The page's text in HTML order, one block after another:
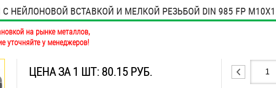
ВСТАВКОЙ И МЕЛКОЙ РЕЗЬБОЙ DIN 985 FP М10Х1
на рынке металлов,
уточняйте у менеджеров!
ЦЕНА ЗА 1 ШТ: 80.15 РУБ.